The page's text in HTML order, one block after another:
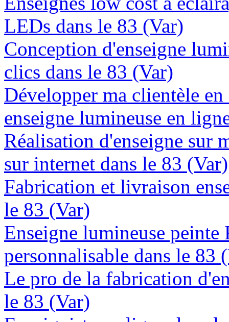
LEDs dans le 83 (Var)
Conception d'enseigne
clics dans le 83 (Var)
Développer ma clientèle
enseigne lumineuse en
Réalisation d'enseigne sur
sur internet dans le 83 (Var)
Fabrication et livraison
le 83 (Var)
Enseigne lumineuse
personnalisable dans le 83
Le pro de la fabrication
le 83 (Var)